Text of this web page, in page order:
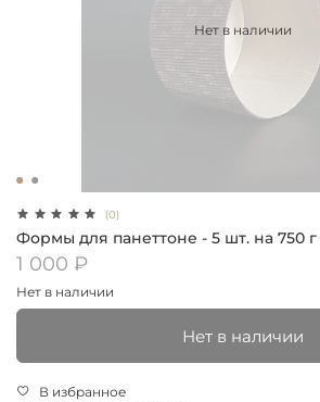
Нет в наличии
(0)
Формы для панеттоне - 5 шт. на 750 г
1 000 ₽
Нет в наличии
Нет в наличии
В избранное